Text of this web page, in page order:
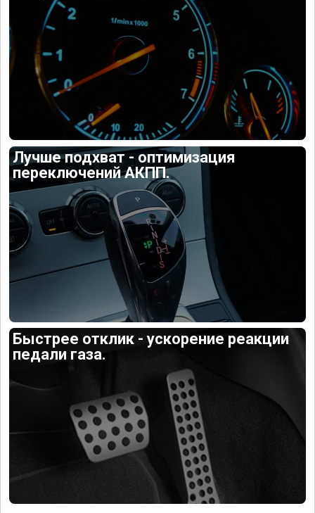
Лучше подхват - оптимизация
переключений АКПП.
Быстрее отклик - ускорение реакции
педали газа.